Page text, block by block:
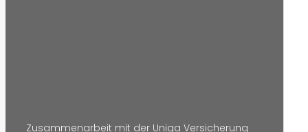
Zusammenarbeit mit der Uniqa Versicherung